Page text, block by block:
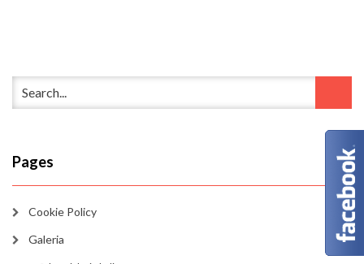
Pages
Cookie Policy
Galeria